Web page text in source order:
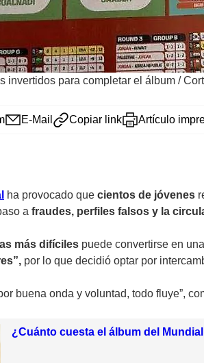
invertidos para completar el álbum /
E-Mail Copiar link Artículo
ha provocado que cientos de jóvenes
a fraudes, perfiles falsos y la
más difíciles puede convertirse en una
por lo que decidió optar por
buena onda y voluntad, todo fluye”,
¿Cuánto cuesta el álbum del